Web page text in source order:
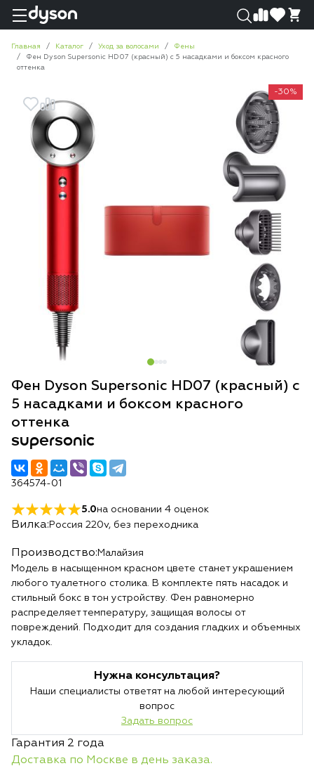
Главная Каталог Уход за волосами
Фены
Фен Dyson Supersonic HD07 (красный) с 5 насадками и боксом красного
оттенка
-30%
Фен Dyson Supersonic HD07 (красный) с
5 насадками и боксом красного
оттенка
supersonic
364574-01
5.0на основании 4 оценок
Вилка: Россия 220v, без переходника
Производство: Малайзия
Модель в насыщенном красном цвете станет украшением
любого туалетного столика. В комплекте пять насадок и
стильный бокс в тон устройству. Фен равномерно
распределяет температуру, защищая волосы от
повреждений. Подходит для создания гладких и объемных
укладок.
Нужна консультация?
Наши специалисты ответят на любой интересующий
вопрос
Задать вопрос
Гарантия 2 года
Доставка по Москве в день заказа.